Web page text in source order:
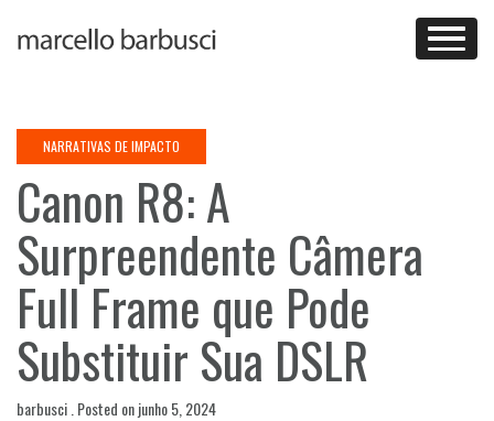
NARRATIVAS DE IMPACTO
Canon R8: A
Surpreendente Câmera
Full Frame que Pode
Substituir Sua DSLR
barbusci .Posted onjunho 5, 2024